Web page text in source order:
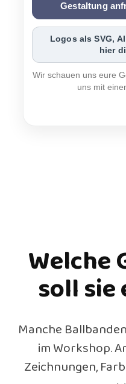
Gestaltung
Logos als SVG, AI
hier
Wir schauen uns eure
uns mit
Welche
soll sie
Manche
im Workshop.
Zeichnungen,